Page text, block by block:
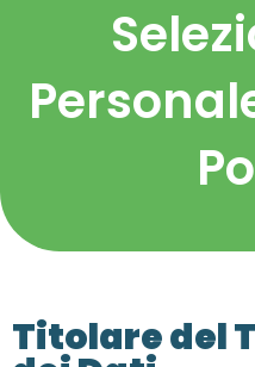
Titolare del